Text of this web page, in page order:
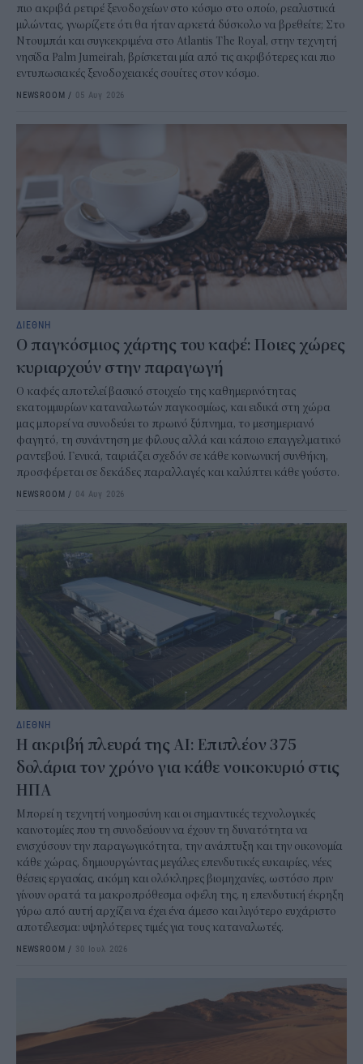
πιο ακριβά ρετιρέ ξενοδοχείων στο κόσμο στο οποίο, ρεαλιστικά
μιλώντας, γνωρίζετε ότι θα ήταν αρκετά δύσκολο να βρεθείτε; Στο
Ντουμπάι και συγκεκριμένα στο Atlantis The Royal, στην τεχνητή
νησίδα Palm Jumeirah, βρίσκεται μία από τις ακριβότερες και πιο
εντυπωσιακές ξενοδοχειακές σουίτες στον κόσμο.
NEWSROOM / 05 Αυγ 2026
ΔΙΕΘΝΗ
Ο παγκόσμιος χάρτης του καφέ: Ποιες χώρες
κυριαρχούν στην παραγωγή
Ο καφές αποτελεί βασικό στοιχείο της καθημερινότητας
εκατομμυρίων καταναλωτών παγκοσμίως, και ειδικά στη χώρα
μας μπορεί να συνοδεύει το πρωινό ξύπνημα, το μεσημεριανό
φαγητό, τη συνάντηση με φίλους αλλά και κάποιο επαγγελματικό
ραντεβού. Γενικά, ταιριάζει σχεδόν σε κάθε κοινωνική συνθήκη,
προσφέρεται σε δεκάδες παραλλαγές και καλύπτει κάθε γούστο.
NEWSROOM / 04 Αυγ 2026
ΔΙΕΘΝΗ
Η ακριβή πλευρά της AI: Επιπλέον 375
δολάρια τον χρόνο για κάθε νοικοκυριό στις
ΗΠΑ
Μπορεί η τεχνητή νοημοσύνη και οι σημαντικές τεχνολογικές
καινοτομίες που τη συνοδεύουν να έχουν τη δυνατότητα να
ενισχύσουν την παραγωγικότητα, την ανάπτυξη και την οικονομία
κάθε χώρας, δημιουργώντας μεγάλες επενδυτικές ευκαιρίες, νέες
θέσεις εργασίας, ακόμη και ολόκληρες βιομηχανίες, ωστόσο πριν
γίνουν ορατά τα μακροπρόθεσμα οφέλη της, η επενδυτική έκρηξη
γύρω από αυτή αρχίζει να έχει ένα άμεσο και λιγότερο ευχάριστο
αποτέλεσμα: υψηλότερες τιμές για τους καταναλωτές.
NEWSROOM / 30 Ιουλ 2026